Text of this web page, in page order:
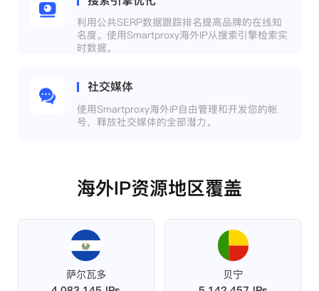
利用公共SERP数据跟踪排名提高品牌的在线知
名度。使用Smartproxy海外IP从搜索引擎检索实
时数据。
社交媒体
使用Smartproxy海外IP自由管理和开发您的帐
号，释放社交媒体的全部潜力。
海外IP资源地区覆盖
萨尔瓦多
贝宁